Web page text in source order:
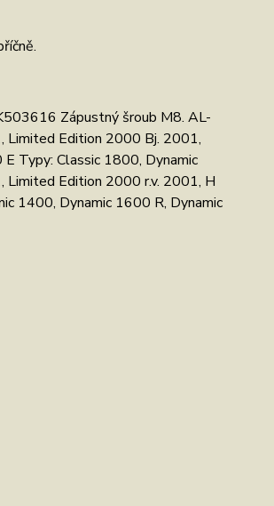
Zápustný šroub M8. AL-
Limited Edition 2000 Bj. 2001,
Typy: Classic 1800, Dynamic
Edition 2000 r.v. 2001, H
1400, Dynamic 1600 R, Dynamic